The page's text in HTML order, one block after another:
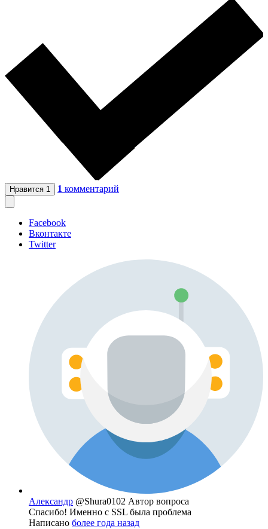
Нравится 1 1 комментарий
Facebook
Вконтакте
Twitter
Александр @Shura0102 Автор вопроса
Спасибо! Именно с SSL была проблема
Написано более года назад